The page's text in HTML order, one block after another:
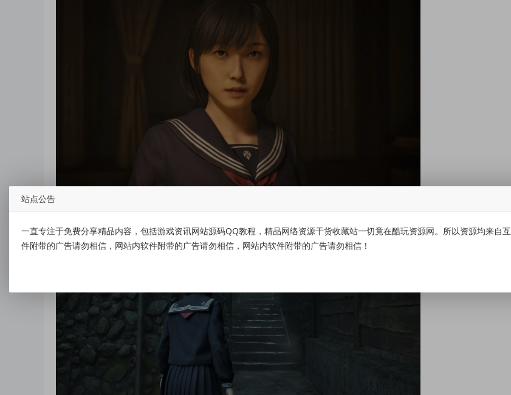
站点公告
一直专注于免费分享精品内容，包括游戏资讯网站源码QQ教程，精品网络资源干货收藏站一切竟在酷玩资源网。所以资源均来
件附带的广告请勿相信，网站内软件附带的广告请勿相信，网站内软件附带的广告请勿相信！